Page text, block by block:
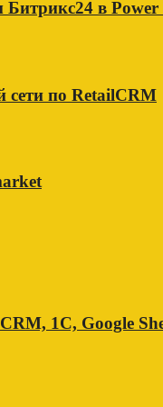
в
сети по RetailCRM
1C, Google